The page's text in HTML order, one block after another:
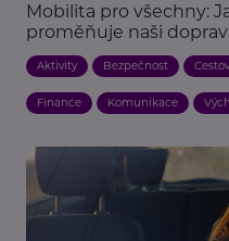
Mobilita pro všechny:
proměňuje naši
Aktivity Bezpečnost
Finance Komunikace